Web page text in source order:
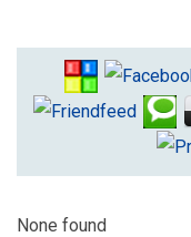
None found